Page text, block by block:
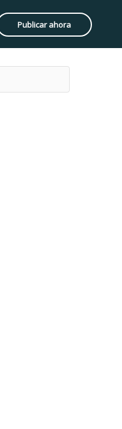
Publicar ahora